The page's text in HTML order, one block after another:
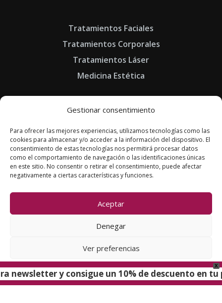
Gestionar consentimiento
Para ofrecer las mejores experiencias, utilizamos tecnologías como las
cookies para almacenar y/o acceder a la información del dispositivo. El
consentimiento de estas tecnologías nos permitirá procesar datos
como el comportamiento de navegación o las identificaciones únicas
en este sitio. No consentir o retirar el consentimiento, puede afectar
negativamente a ciertas características y funciones.
Aceptar
Denegar
Ver preferencias
Política de cookiesPolítica de Privacidad
Tratamientos Faciales
Tratamientos Corporales
Tratamientos Láser
Medicina Estética
Dermocosmética
Promociones
Pide ya tu cita
Política de Cookies–Política de Privacidad
Legal
X
newsletter y consigue un 10% de descuento en